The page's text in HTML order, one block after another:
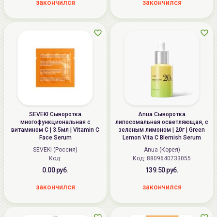
закончился закончился
SEVEKI Сыворотка
многофункциональная с
витамином С | 3.5мл | Vitamin C
Face Serum
SEVEKI (Россия)
Код:
0.00 руб.
закончился
Anua Сыворотка
липосомальная осветляющая, с
зеленым лимоном | 20г | Green
Lemon Vita C Blemish Serum
Anua (Корея)
Код: 8809640733055
139.50 руб.
закончился